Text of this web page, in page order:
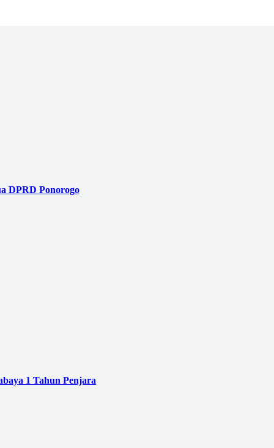
DPRD Ponorogo
1 Tahun Penjara